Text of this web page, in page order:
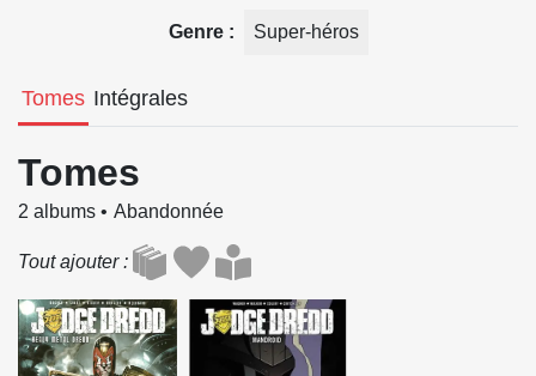
Genre Super-héros
Tomes Intégrales
Tomes
2 albums Abandonnée
Tout ajouter